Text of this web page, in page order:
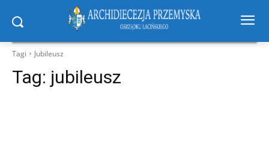
Tagi Jubileusz
Tag: jubileusz